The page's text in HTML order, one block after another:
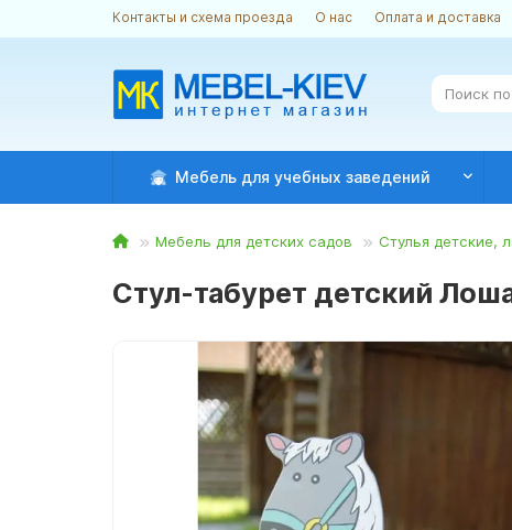
Контакты и схема проезда О нас Оплата и доставка
Мебель для учебных заведений
Мебель для детских садов Стулья детские,
Стул-табурет детский